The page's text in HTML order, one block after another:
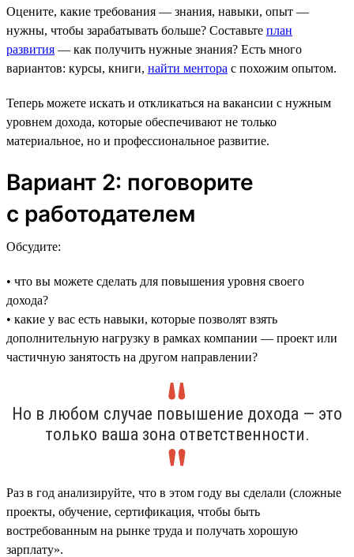
Оцените, какие требования — знания, навыки, опыт —
нужны, чтобы зарабатывать больше? Составьте план
развития — как получить нужные знания? Есть много
вариантов: курсы, книги, найти ментора с похожим опытом.
Теперь можете искать и откликаться на вакансии с нужным
уровнем дохода, которые обеспечивают не только
материальное, но и профессиональное развитие.
Вариант 2: поговорите
с работодателем
Обсудите:
• что вы можете сделать для повышения уровня своего
дохода?
• какие у вас есть навыки, которые позволят взять
дополнительную нагрузку в рамках компании — проект или
частичную занятость на другом направлении?
Но в любом случае повышение дохода — это
только ваша зона ответственности.
Раз в год анализируйте, что в этом году вы сделали (сложные
проекты, обучение, сертификация, чтобы быть
востребованным на рынке труда и получать хорошую
зарплату».